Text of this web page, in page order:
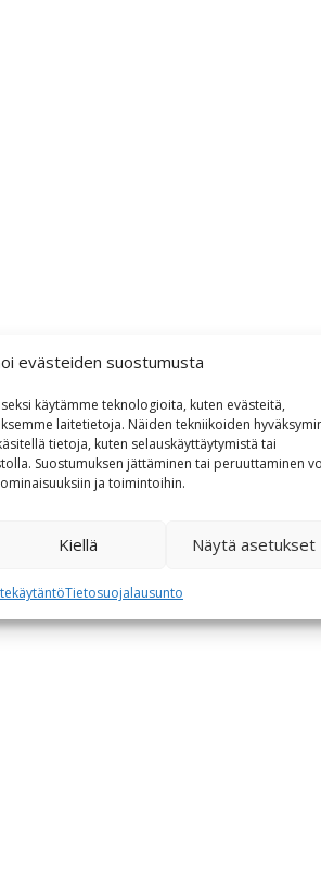
evästeiden suostumusta
käytämme teknologioita, kuten evästeitä,
laitetietoja. Näiden tekniikoiden
tietoja, kuten selauskäyttäytymistä tai
Suostumuksen jättäminen tai peruuttaminen
ja toimintoihin.
Kiellä Näytä asetukset
Tietosuojalausunto